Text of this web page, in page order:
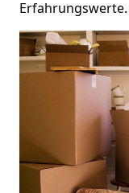
Erfahrungswerte.